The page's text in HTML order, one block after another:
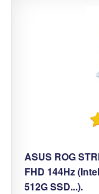
ASUS ROG
FHD 144Hz
512G SSD...).